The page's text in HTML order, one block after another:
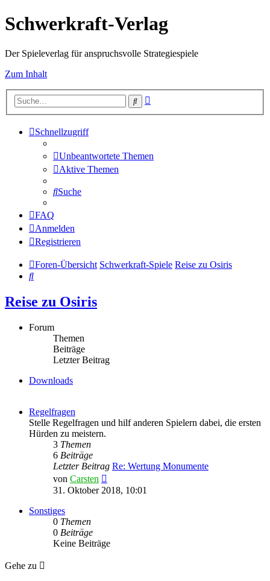
Schwerkraft-Verlag
Der Spieleverlag für anspruchsvolle Strategiespiele
Zum Inhalt
Suche
Schnellzugriff
Unbeantwortete Themen
Aktive Themen
Suche
FAQ
Anmelden
Registrieren
Foren-Übersicht Schwerkraft-Spiele Reise zu Osiris
Suche
Reise zu Osiris
Forum
Themen
Beiträge
Letzter Beitrag
Downloads
Regelfragen
Stelle Regelfragen und hilf anderen Spielern dabei, die ersten
Hürden zu meistern.
3 Themen
6 Beiträge
Letzter Beitrag Re: Wertung Monumente
von Carsten
Beitrag
31. Oktober 2018, 10:01
Sonstiges
0 Themen
0 Beiträge
Keine Beiträge
Gehe zu